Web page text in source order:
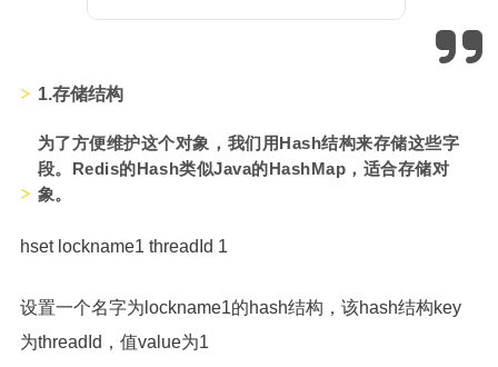
1.存储结构
为了方便维护这个对象，我们用Hash结构来存储这些字
段。Redis的Hash类似Java的HashMap，适合存储对
象。
hset lockname1 threadId 1
设置一个名字为lockname1的hash结构，该hash结构key
为threadId，值value为1